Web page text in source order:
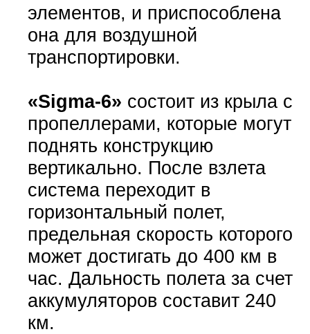
элементов, и приспособлена
она для воздушной
транспортировки.
«Sigma-6» состоит из крыла с
пропеллерами, которые могут
поднять конструкцию
вертикально. После взлета
система переходит в
горизонтальный полет,
предельная скорость которого
может достигать до 400 км в
час. Дальность полета за счет
аккумуляторов составит 240
км.